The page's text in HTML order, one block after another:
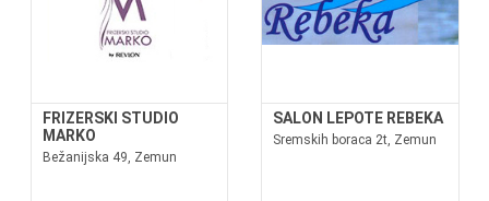
FRIZERSKI STUDIO
MARKO
Bežanijska 49, Zemun
SALON LEPOTE REBEKA
Sremskih boraca 2t, Zemun